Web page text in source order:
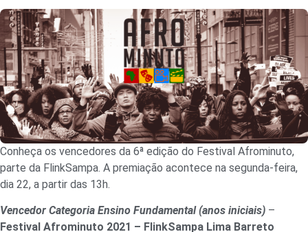
Conheça os vencedores da 6ª edição do Festival Afrominuto,
parte da FlinkSampa. A premiação acontece na segunda-feira,
dia 22, a partir das 13h.
Vencedor Categoria Ensino Fundamental (anos iniciais) –
Festival Afrominuto 2021 – FlinkSampa Lima Barreto